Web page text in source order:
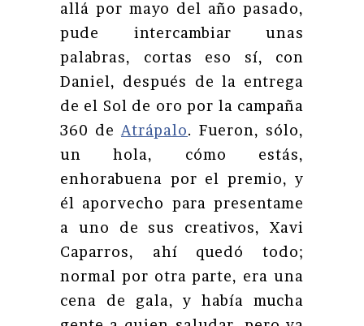
allá por mayo del año pasado,
pude intercambiar unas
palabras, cortas eso sí, con
Daniel, después de la entrega
de el Sol de oro por la campaña
360 de Atrápalo. Fueron, sólo,
un hola, cómo estás,
enhorabuena por el premio, y
él aporvecho para presentame
a uno de sus creativos, Xavi
Caparros, ahí quedó todo;
normal por otra parte, era una
cena de gala, y había mucha